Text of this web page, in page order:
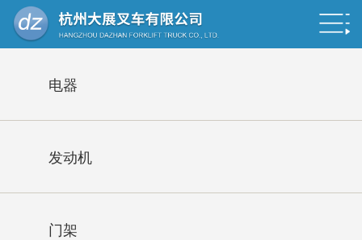
电器
发动机
门架